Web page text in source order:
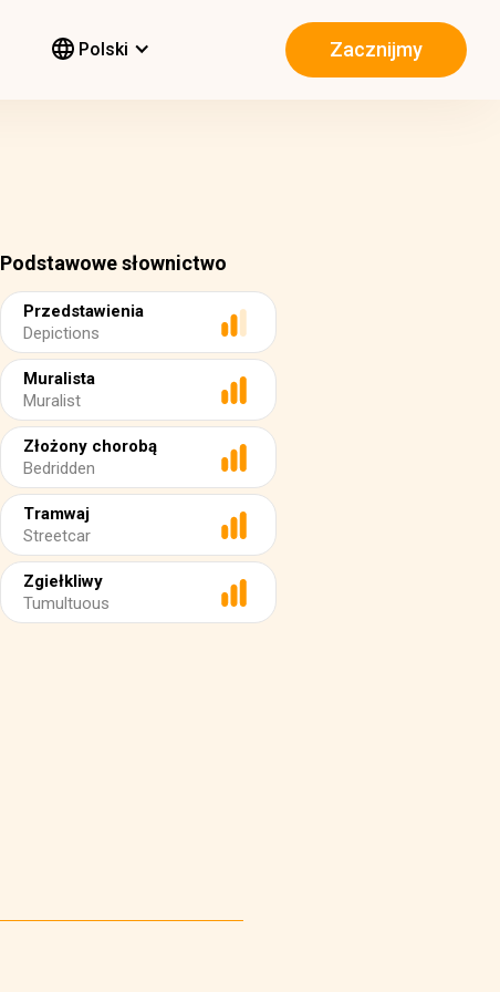
Polski Zacznijmy
Podstawowe słownictwo
Przedstawienia
Depictions
Muralista
Muralist
Złożony chorobą
Bedridden
Tramwaj
Streetcar
Zgiełkliwy
Tumultuous